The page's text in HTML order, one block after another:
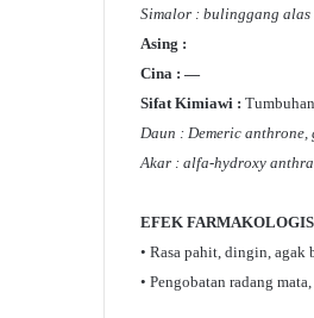
Simalor : bulinggang alas
Asing :
Cina : —
Sifat Kimiawi :
Daun : Demeric anthrone,
Akar : alfa-hydroxy
EFEK
• Rasa pahit, dingin, agak
• Pengobatan radang